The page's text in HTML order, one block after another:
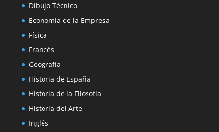
Dibujo Técnico
Economía de la Empresa
Física
Francés
Geografía
Historia de España
Historia de la Filosofía
Historia del Arte
Inglés